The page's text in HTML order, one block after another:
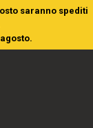
saranno spediti